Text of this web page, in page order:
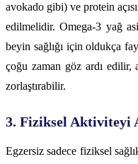
avokado gibi) ve protein
edilmelidir. Omega-3 yağ
beyin sağlığı için oldukça
çoğu zaman göz ardı edilir,
zorlaştırabilir.
3. Fiziksel Aktiviteyi
Egzersiz sadece fiziksel